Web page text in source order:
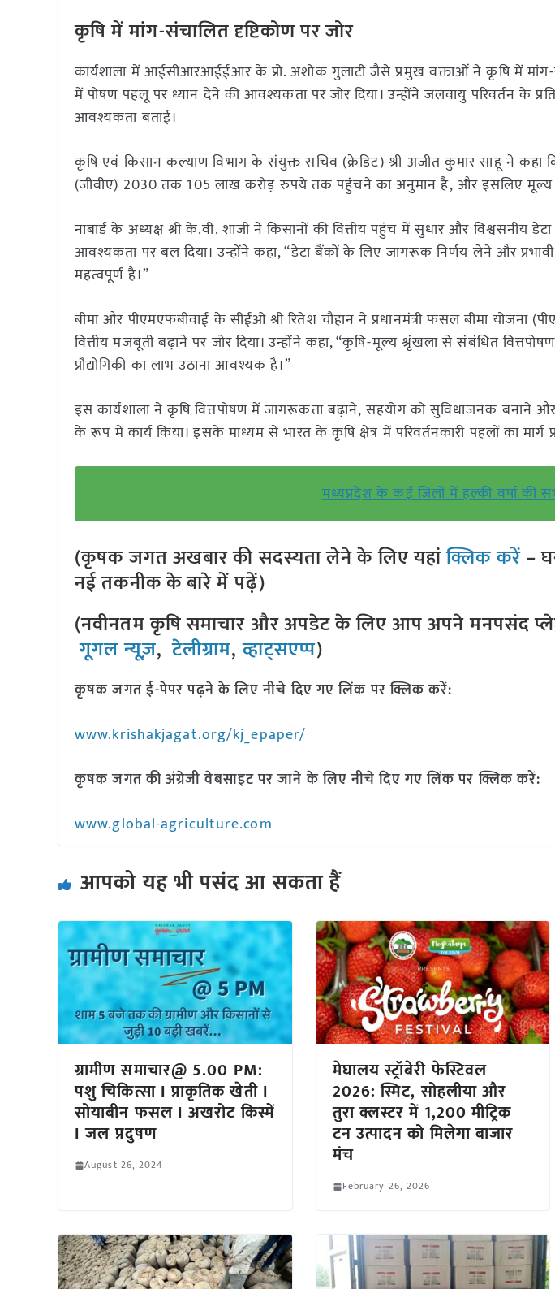
कृषि में मांग-संचालित दृष्टिकोण पर जोर
कार्यशाला में आईसीआरआईईआर के प्रो. अशोक गुलाटी जैसे प्रमुख वक्ताओं ने कृषि में मांग-
में पोषण पहलू पर ध्यान देने की आवश्यकता पर जोर दिया। उन्होंने जलवायु परिवर्तन के
आवश्यकता बताई।
कृषि एवं किसान कल्याण विभाग के संयुक्त सचिव (क्रेडिट) श्री अजीत कुमार साहू ने
(जीवीए) 2030 तक 105 लाख करोड़ रुपये तक पहुंचने का अनुमान है, और इसलिए मूल्य
नाबार्ड के अध्यक्ष श्री के.वी. शाजी ने किसानों की वित्तीय पहुंच में सुधार और विश्वसनीय
आवश्यकता पर बल दिया। उन्होंने कहा, “डेटा बैंकों के लिए जागरूक निर्णय लेने और
महत्वपूर्ण है।”
बीमा और पीएमएफबीवाई के सीईओ श्री रितेश चौहान ने प्रधानमंत्री फसल बीमा योजना
वित्तीय मजबूती बढ़ाने पर जोर दिया। उन्होंने कहा, “कृषि-मूल्य श्रृंखला से संबंधित
प्रौद्योगिकी का लाभ उठाना आवश्यक है।”
इस कार्यशाला ने कृषि वित्तपोषण में जागरूकता बढ़ाने, सहयोग को सुविधाजनक बनाने
के रूप में कार्य किया। इसके माध्यम से भारत के कृषि क्षेत्र में परिवर्तनकारी पहलों का मार्ग
मध्यप्रदेश के कई जिलों में हल्की वर्षा की
(कृषक जगत अखबार की सदस्यता लेने के लिए यहांक्लिक करें–
नई तकनीक के बारे में पढ़ें)
(नवीनतम कृषि समाचार और अपडेट के लिए आप अपने मनपसंद
गूगल न्यूज़,टेलीग्राम,व्हाट्सएप्प)
कृषक जगत ई-पेपर पढ़ने के लिए नीचे दिए गए लिंक पर क्लिक करें:
www.krishakjagat.org/kj_epaper/
कृषक जगत की अंग्रेजी वेबसाइट पर जाने के लिए नीचे दिए गए लिंक पर क्लिक करें:
www.global-agriculture.com
आपको यह भी पसंद आ सकता हैं
ग्रामीण समाचार@ 5.00 PM:
पशु चिकित्सा I प्राकृतिक खेती I
सोयाबीन फसल I अखरोट किस्में
I जल प्रदुषण
August 26, 2024
मेघालय स्ट्रॉबेरी फेस्टिवल
2026: स्मिट, सोहलीया और
तुरा क्लस्टर में 1,200 मीट्रिक
टन उत्पादन को मिलेगा बाजार
मंच
February 26, 2026